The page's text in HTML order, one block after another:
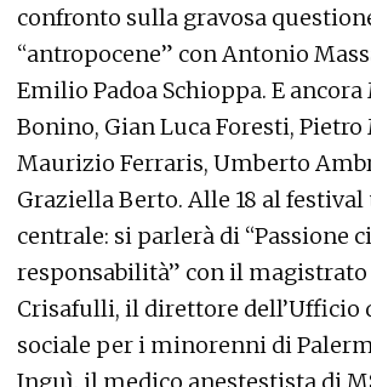
confronto sulla gravosa
“antropocene” con Antonio
Emilio Padoa Schioppa. E
Bonino, Gian Luca Foresti,
Maurizio Ferraris, Umberto
Graziella Berto. Alle 18 al
centrale: si parlerà di “Passione
responsabilità” con il magistrato
Crisafulli, il direttore dell’Ufficio
sociale per i minorenni di